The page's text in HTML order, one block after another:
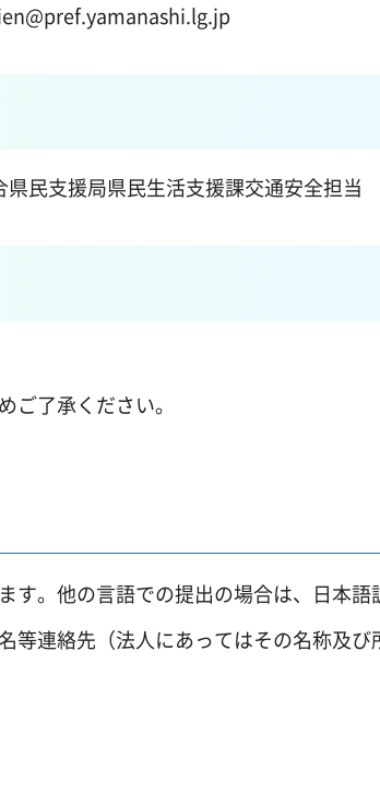
民支援局県民生活支援課交通安全担当
ご了承ください。
。他の言語での提出の場合は、日本語
等連絡先（法人にあってはその名称及び